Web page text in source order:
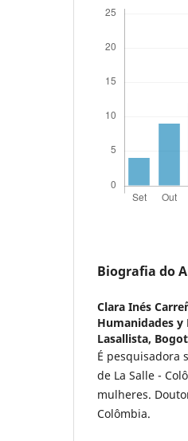
Biografia do
Clara Inés
Humanidades y
Lasallista,
É pesquisadora
de La Salle -
mulheres.
Colômbia.